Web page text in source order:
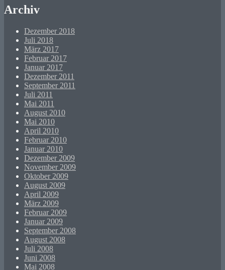
Archiv
Dezember 2018
Juli 2018
März 2017
Februar 2017
Januar 2017
Dezember 2011
September 2011
Juli 2011
Mai 2011
August 2010
Mai 2010
April 2010
Februar 2010
Januar 2010
Dezember 2009
November 2009
Oktober 2009
August 2009
April 2009
März 2009
Februar 2009
Januar 2009
September 2008
August 2008
Juli 2008
Juni 2008
Mai 2008